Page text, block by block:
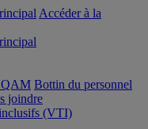
Accéder à la
Bottin du personnel
joindre
(VTI)